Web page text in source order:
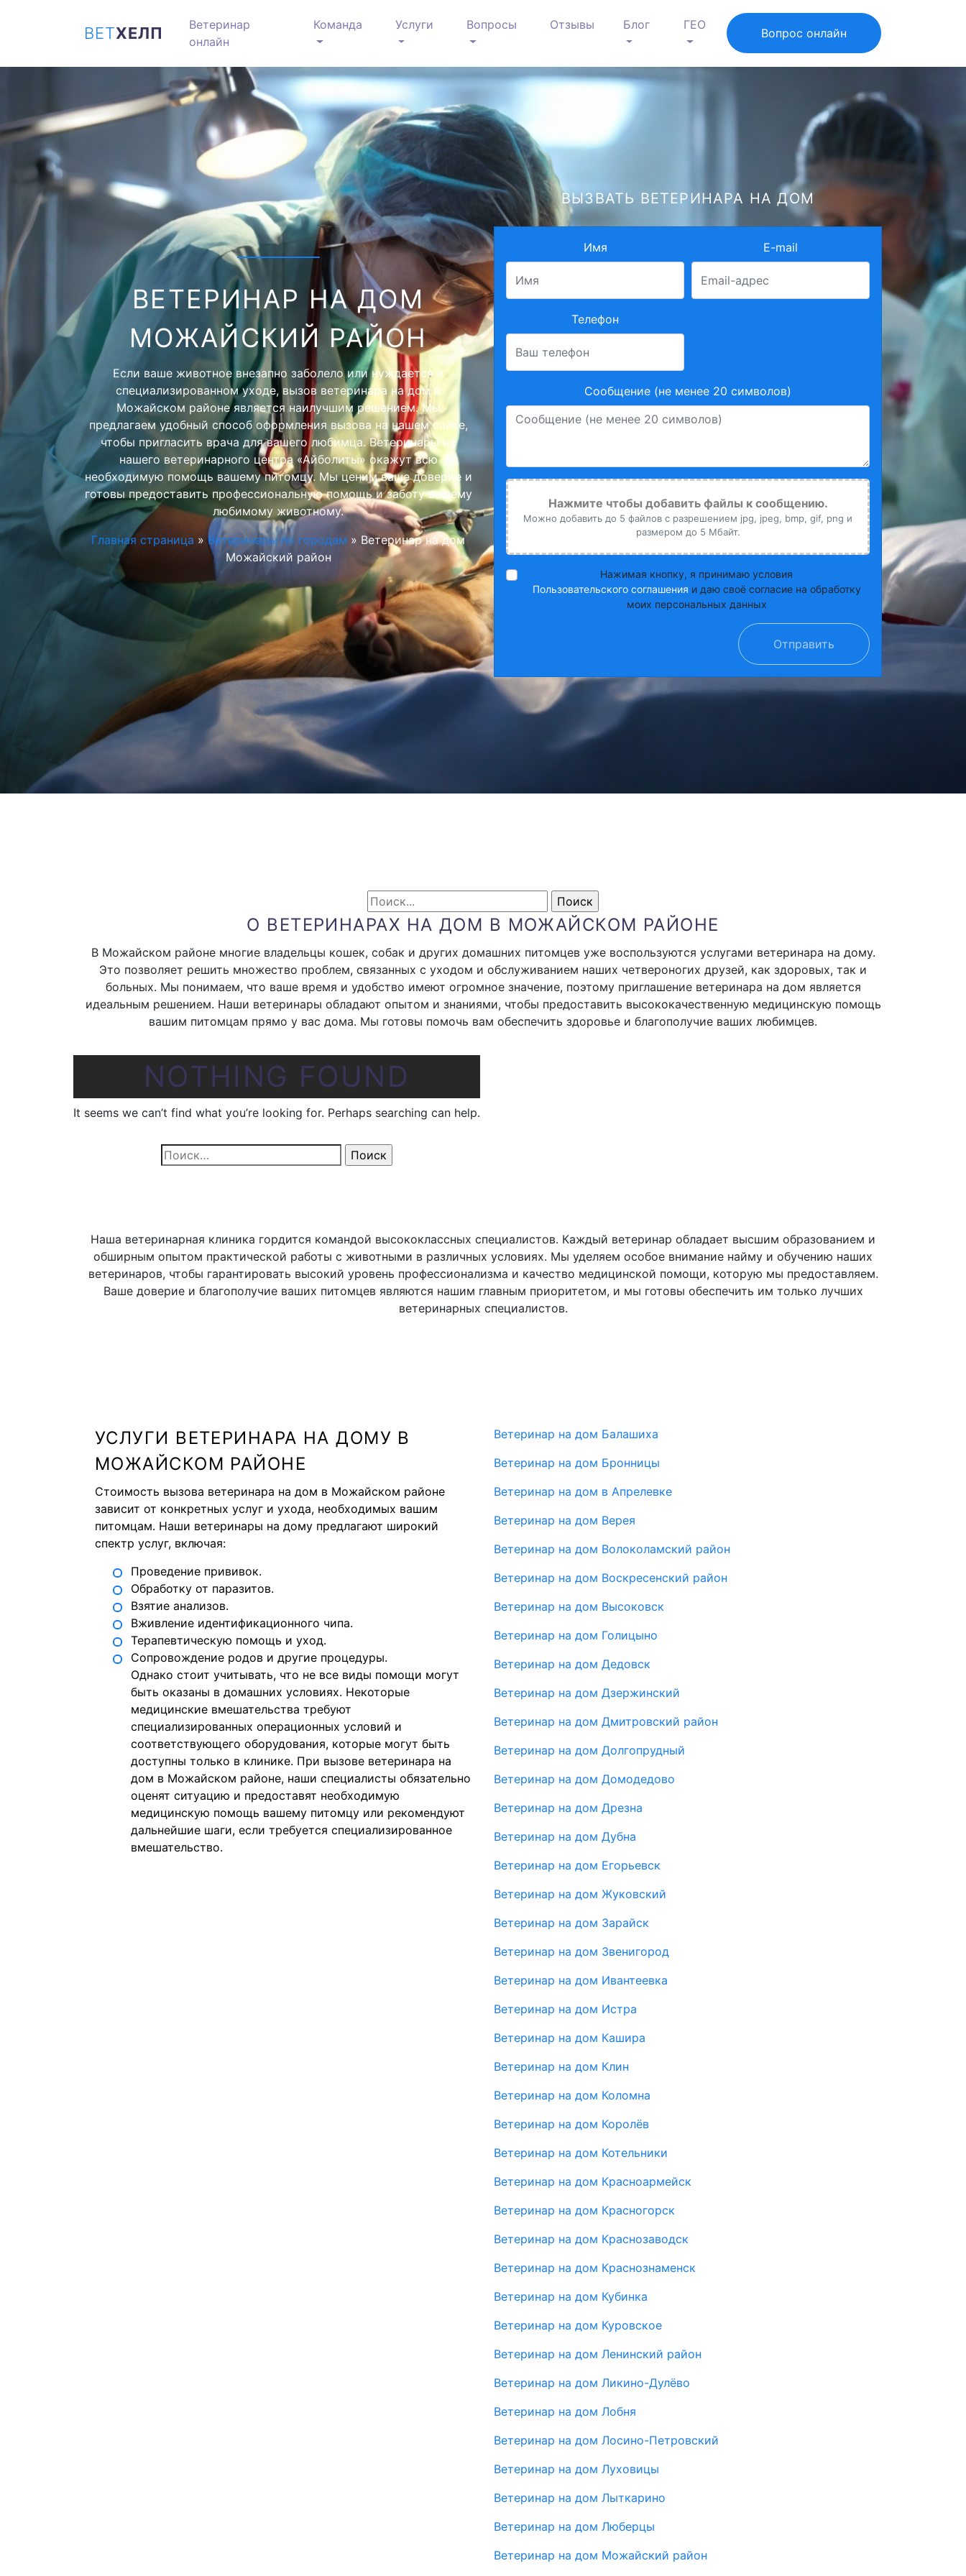
ВЕТХЕЛП
Ветеринар
онлайн
Команда Услуги Вопросы Отзывы Блог ГЕО
Вопрос онлайн
ВЕТЕРИНАР НА ДОМ
МОЖАЙСКИЙ РАЙОН
Если ваше животное внезапно заболело или нуждается в
специализированном уходе, вызов ветеринара на дом в
Можайском районе является наилучшим решением. Мы
предлагаем удобный способ оформления вызова на нашем сайте,
чтобы пригласить врача для вашего любимца. Ветеринары из
нашего ветеринарного центра «Айболиты» окажут всю
необходимую помощь вашему питомцу. Мы ценим ваше доверие и
готовы предоставить профессиональную помощь и заботу вашему
любимому животному.
Главная страница » Ветеринары по городам » Ветеринар на дом
Можайский район
ВЫЗВАТЬ ВЕТЕРИНАРА НА ДОМ
Имя E-mail
Телефон
Сообщение (не менее 20 символов)
Нажмите чтобы добавить файлы к сообщению.
Можно добавить до 5 файлов с разрешением jpg, jpeg, bmp, gif, png и
размером до 5 Мбайт.
Нажимая кнопку, я принимаю условия
Пользовательского соглашения и даю своё согласие на обработку
моих персональных данных
Отправить
О ВЕТЕРИНАРАХ НА ДОМ В МОЖАЙСКОМ РАЙОНЕ
В Можайском районе многие владельцы кошек, собак и других домашних питомцев уже воспользуются услугами ветеринара на дому.
Это позволяет решить множество проблем, связанных с уходом и обслуживанием наших четвероногих друзей, как здоровых, так и
больных. Мы понимаем, что ваше время и удобство имеют огромное значение, поэтому приглашение ветеринара на дом является
идеальным решением. Наши ветеринары обладают опытом и знаниями, чтобы предоставить высококачественную медицинскую помощь
вашим питомцам прямо у вас дома. Мы готовы помочь вам обеспечить здоровье и благополучие ваших любимцев.
NOTHING FOUND
It seems we can’t find what you’re looking for. Perhaps searching can help.
Найти:
Наша ветеринарная клиника гордится командой высококлассных специалистов. Каждый ветеринар обладает высшим образованием и
обширным опытом практической работы с животными в различных условиях. Мы уделяем особое внимание найму и обучению наших
ветеринаров, чтобы гарантировать высокий уровень профессионализма и качество медицинской помощи, которую мы предоставляем.
Ваше доверие и благополучие ваших питомцев являются нашим главным приоритетом, и мы готовы обеспечить им только лучших
ветеринарных специалистов.
УСЛУГИ ВЕТЕРИНАРА НА ДОМУ В
МОЖАЙСКОМ РАЙОНЕ
Стоимость вызова ветеринара на дом в Можайском районе
зависит от конкретных услуг и ухода, необходимых вашим
питомцам. Наши ветеринары на дому предлагают широкий
спектр услуг, включая:
Проведение прививок.
Обработку от паразитов.
Взятие анализов.
Вживление идентификационного чипа.
Терапевтическую помощь и уход.
Сопровождение родов и другие процедуры.
Однако стоит учитывать, что не все виды помощи могут
быть оказаны в домашних условиях. Некоторые
медицинские вмешательства требуют
специализированных операционных условий и
соответствующего оборудования, которые могут быть
доступны только в клинике. При вызове ветеринара на
дом в Можайском районе, наши специалисты обязательно
оценят ситуацию и предоставят необходимую
медицинскую помощь вашему питомцу или рекомендуют
дальнейшие шаги, если требуется специализированное
вмешательство.
Ветеринар на дом Балашиха
Ветеринар на дом Бронницы
Ветеринар на дом в Апрелевке
Ветеринар на дом Верея
Ветеринар на дом Волоколамский район
Ветеринар на дом Воскресенский район
Ветеринар на дом Высоковск
Ветеринар на дом Голицыно
Ветеринар на дом Дедовск
Ветеринар на дом Дзержинский
Ветеринар на дом Дмитровский район
Ветеринар на дом Долгопрудный
Ветеринар на дом Домодедово
Ветеринар на дом Дрезна
Ветеринар на дом Дубна
Ветеринар на дом Егорьевск
Ветеринар на дом Жуковский
Ветеринар на дом Зарайск
Ветеринар на дом Звенигород
Ветеринар на дом Ивантеевка
Ветеринар на дом Истра
Ветеринар на дом Кашира
Ветеринар на дом Клин
Ветеринар на дом Коломна
Ветеринар на дом Королёв
Ветеринар на дом Котельники
Ветеринар на дом Красноармейск
Ветеринар на дом Красногорск
Ветеринар на дом Краснозаводск
Ветеринар на дом Краснознаменск
Ветеринар на дом Кубинка
Ветеринар на дом Куровское
Ветеринар на дом Ленинский район
Ветеринар на дом Ликино-Дулёво
Ветеринар на дом Лобня
Ветеринар на дом Лосино-Петровский
Ветеринар на дом Луховицы
Ветеринар на дом Лыткарино
Ветеринар на дом Люберцы
Ветеринар на дом Можайский район